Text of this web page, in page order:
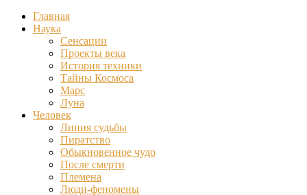
Главная
Наука
Сенсации
Проекты века
История техники
Тайны Космоса
Марс
Луна
Человек
Линия судьбы
Пиратство
Обыкновенное чудо
После смерти
Племена
Люди-феномены